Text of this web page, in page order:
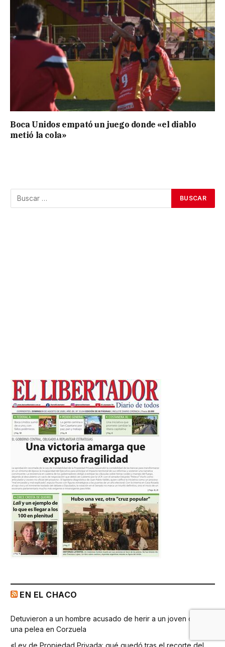
Boca Unidos empató un juego donde «el diablo
metió la cola»
EN EL CHACO
Detuvieron a un hombre acusado de herir a un joven durante
una pelea en Corzuela
«Ley de Propiedad Privada: qué quedó tras el recorte del